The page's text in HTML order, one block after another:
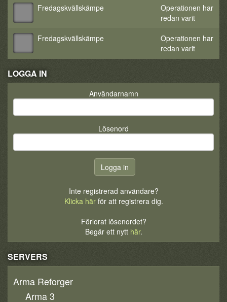
Fredagskvällskämpe
Operationen har
redan varit
Fredagskvällskämpe
Operationen har
redan varit
LOGGA IN
Användarnamn
Lösenord
Inte registrerad användare?
Klicka härför att registrera dig.
Förlorat lösenordet?
Begär ett nytt här.
SERVERS
Arma Reforger
Arma 3